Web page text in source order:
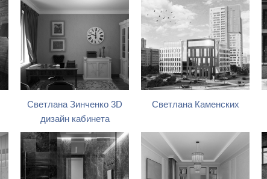
Светлана Зинченко 3D
дизайн кабинета
Светлана Каменских